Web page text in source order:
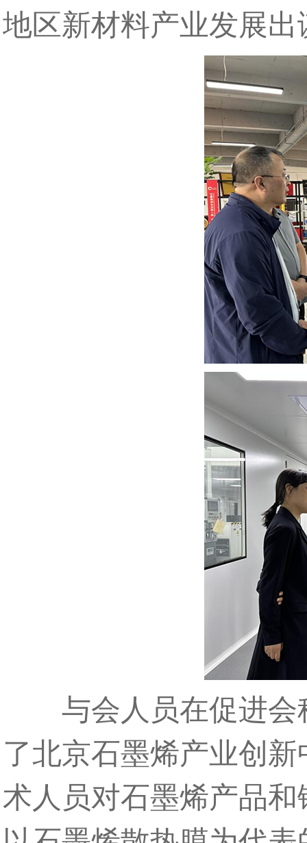
地区新材料产业发展出
与会人员在促进会
了北京石墨烯产业创
术人员对石墨烯产品